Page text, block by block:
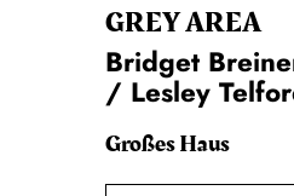
GREY AREA
Bridget
/ Lesley
Großes Haus